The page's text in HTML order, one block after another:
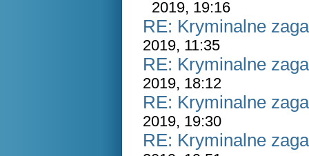
2019, 19:16
RE: Kryminalne
2019, 11:35
RE: Kryminalne
2019, 18:12
RE: Kryminalne
2019, 19:30
RE: Kryminalne